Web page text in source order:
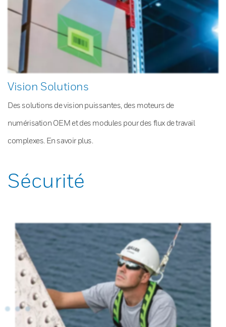
Vision Solutions
Des solutions de vision puissantes, des moteurs de
numérisation OEM et des modules pour des flux de travail
complexes. En savoir plus.
Sécurité